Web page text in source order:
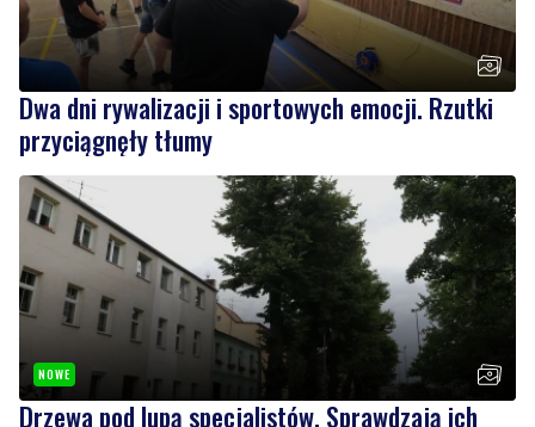
Dwa dni rywalizacji i sportowych emocji. Rzutki
przyciągnęły tłumy
NOWE
Drzewa pod lupą specjalistów. Sprawdzają ich
kondycję i stabilność
Wiadomości